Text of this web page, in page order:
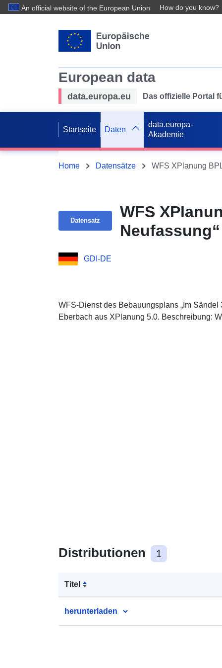
An official website of the European Union How do you know?
European data
data.europa.eu Das offizielle Portal
Startseite Daten
data.europa-
Akademie
Home Datensätze WFS XPlanung
Datensatz
WFS
Neufassung“
GDI-DE
WFS-Dienst des Bebauungsplans „Im
Eberbach aus XPlanung 5.0. Beschreibung:
Distributionen 1
Titel
herunterladen